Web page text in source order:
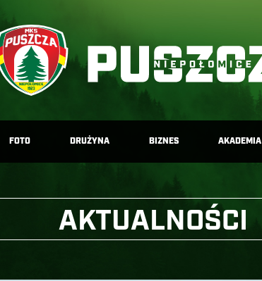
FOTO DRUŻYNA BIZNES AKADEMIA
AKTUALNOŚCI